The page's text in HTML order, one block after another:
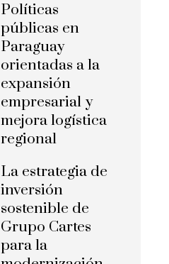
Políticas
públicas en
Paraguay
orientadas a la
expansión
empresarial y
mejora logística
regional
La estrategia de
inversión
sostenible de
Grupo Cartes
para la